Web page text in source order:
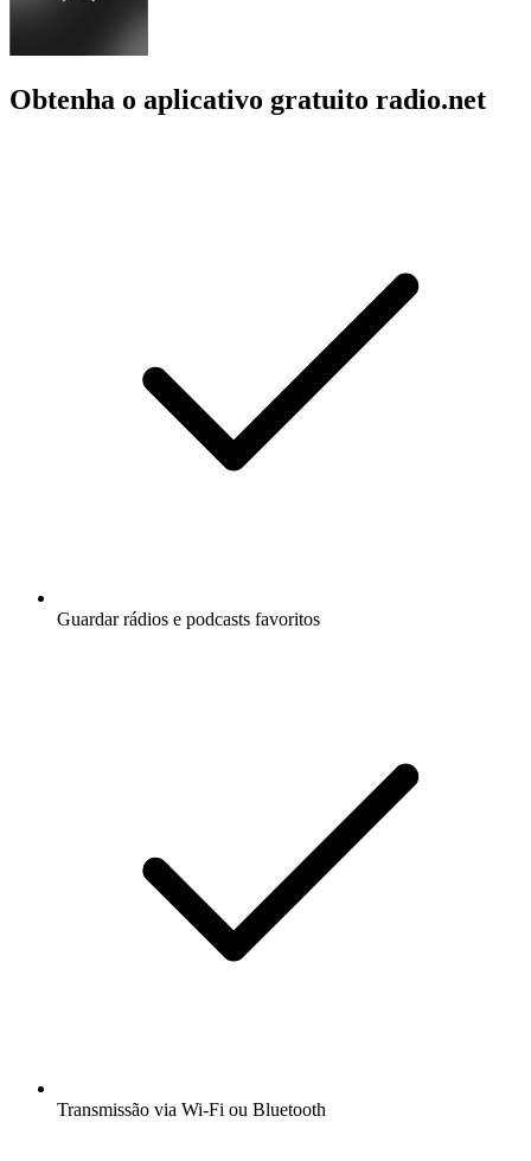
Obtenha o aplicativo gratuito radio.net
Guardar rádios e podcasts favoritos
Transmissão via Wi-Fi ou Bluetooth